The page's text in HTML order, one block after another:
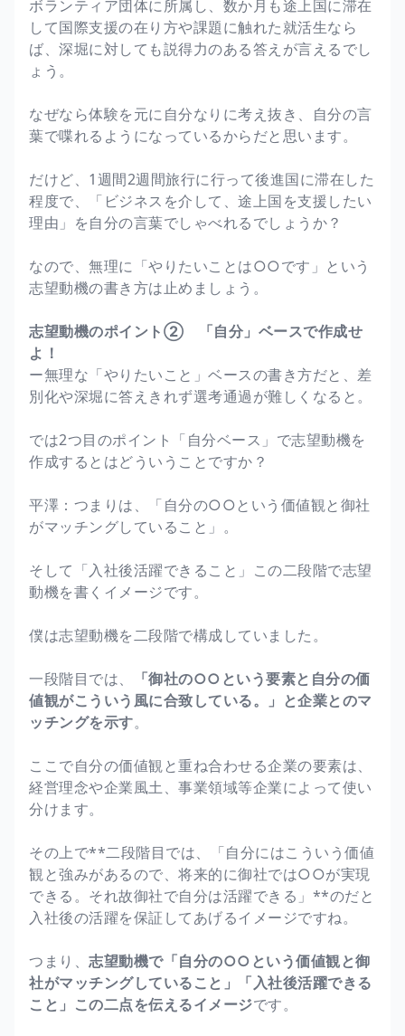
ボランティア団体に所属し、数か月も途上国に滞在
して国際支援の在り方や課題に触れた就活生なら
ば、深堀に対しても説得力のある答えが言えるでし
ょう。
なぜなら体験を元に自分なりに考え抜き、自分の言
葉で喋れるようになっているからだと思います。
だけど、1週間2週間旅行に行って後進国に滞在した
程度で、「ビジネスを介して、途上国を支援したい
理由」を自分の言葉でしゃべれるでしょうか？
なので、無理に「やりたいことは○○です」という
志望動機の書き方は止めましょう。
志望動機のポイント② 「自分」ベースで作成せ
よ！
ー無理な「やりたいこと」ベースの書き方だと、差
別化や深堀に答えきれず選考通過が難しくなると。
では2つ目のポイント「自分ベース」で志望動機を
作成するとはどういうことですか？
平澤：つまりは、「自分の○○という価値観と御社
がマッチングしていること」。
そして「入社後活躍できること」この二段階で志望
動機を書くイメージです。
僕は志望動機を二段階で構成していました。
一段階目では、
「御社の○○という要素と自分の価
値観がこういう風に合致している。」と企業とのマ
ッチングを示す。
ここで自分の価値観と重ね合わせる企業の要素は、
経営理念や企業風土、事業領域等企業によって使い
分けます。
その上で**二段階目では、「自分にはこういう価値
観と強みがあるので、将来的に御社では○○が実現
できる。それ故御社で自分は活躍できる」**のだと
入社後の活躍を保証してあげるイメージですね。
つまり、 志望動機で「自分の○○という価値観と御
社がマッチングしていること」「入社後活躍できる
こと」この二点を伝えるイメージです。